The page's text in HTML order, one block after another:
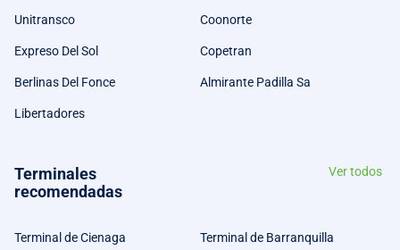
Unitransco Coonorte
Expreso Del Sol Copetran
Berlinas Del Fonce Almirante Padilla Sa
Libertadores
Terminales
recomendadas
Ver todos
Terminal de Cienaga Terminal de Barranquilla